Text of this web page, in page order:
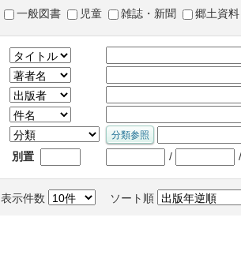
一般図書 児童 雑誌・新聞 郷土資料
別置 / /
表示件数 ソート順